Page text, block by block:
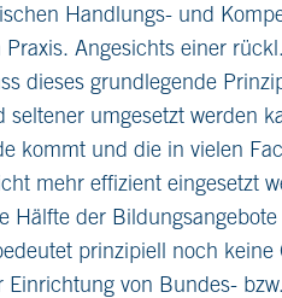
Handlungs- und
Angesichts einer
dieses grundlegende
umgesetzt werden
kommt und die in vielen
mehr effizient eingesetzt
Hälfte der
prinzipiell noch keine
von Bundes-